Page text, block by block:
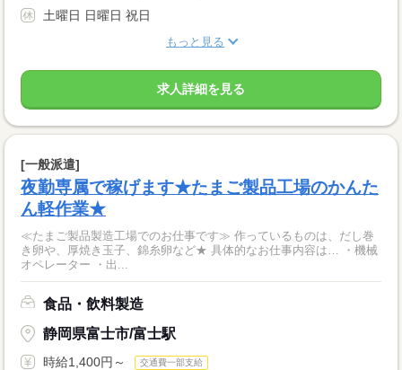
土曜日 日曜日 祝日
もっと見る
求人詳細を見る
[一般派遣]
夜勤専属で稼げます★たまご製品工場のかんた
ん軽作業★
≪たまご製品製造工場でのお仕事です≫ 作っているものは、だし巻
き卵や、厚焼き玉子、錦糸卵など★ 具体的なお仕事内容は… ・機械
オペレーター ・出...
食品・飲料製造
静岡県富士市/富士駅
時給1,400円～ 交通費一部支給